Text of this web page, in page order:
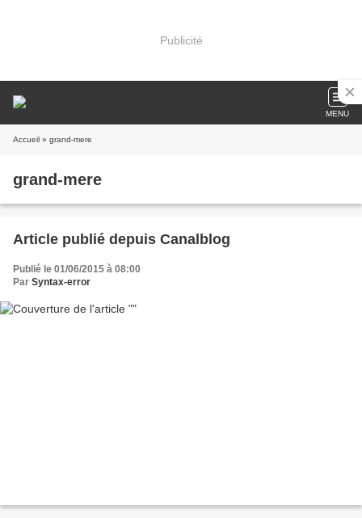
Publicité
MENU
Accueil » grand-mere
grand-mere
Article publié depuis Canalblog
Publié le 01/06/2015 à 08:00
Par Syntax-error